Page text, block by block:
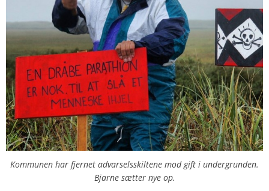
Kommunen har fjernet advarselsskiltene mod gift i undergrunden.
Bjarne sætter nye op.